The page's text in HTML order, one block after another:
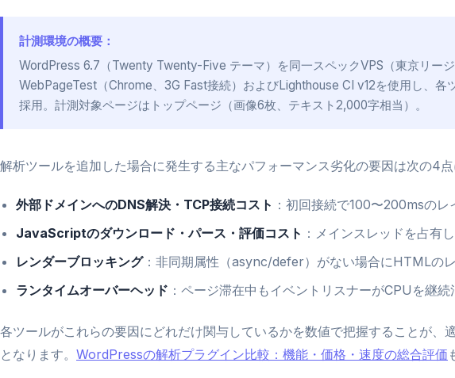
計測環境の概要：
WordPress 6.7（Twenty Twenty-Five テーマ）を同一スペックVPS（東京リージ
WebPageTest（Chrome、3G Fast接続）およびLighthouse CI v12を使用し、各
採用。計測対象ページはトップページ（画像6枚、テキスト2,000字相当）。
解析ツールを追加した場合に発生する主なパフォーマンス劣化の要因は次の4点
外部ドメインへのDNS解決・TCP接続コスト ：初回接続で100〜200msのレ
JavaScriptのダウンロード・パース・評価コスト ：メインスレッドを占有
レンダーブロッキング：非同期属性（async/defer）がない場合にHTMLの
ランタイムオーバーヘッド ：ページ滞在中もイベントリスナーがCPUを継続
各ツールがこれらの要因にどれだけ関与しているかを数値で把握することが、
となります。 WordPressの解析プラグイン比較：機能・価格・速度の総合評価